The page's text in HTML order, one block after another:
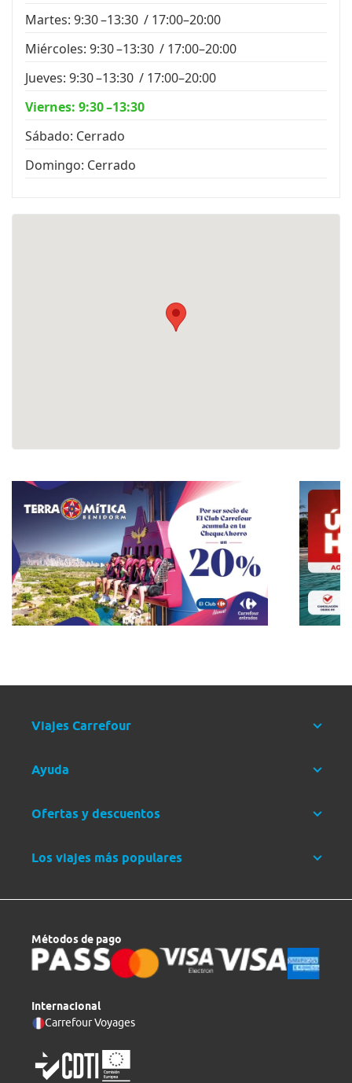
Martes: 9:30 –13:30 / 17:00–20:00
Miércoles: 9:30 –13:30 / 17:00–20:00
Jueves: 9:30 –13:30 / 17:00–20:00
Viernes: 9:30 –13:30
Sábado: Cerrado
Domingo: Cerrado
Viajes Carrefour
Ayuda
Ofertas y descuentos
Los viajes más populares
Métodos de pago
Internacional
Carrefour Voyages